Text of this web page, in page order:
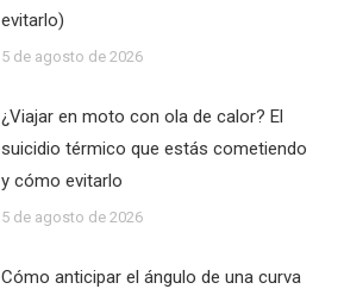
evitarlo)
5 de agosto de 2026
¿Viajar en moto con ola de calor? El
suicidio térmico que estás cometiendo
y cómo evitarlo
5 de agosto de 2026
Cómo anticipar el ángulo de una curva